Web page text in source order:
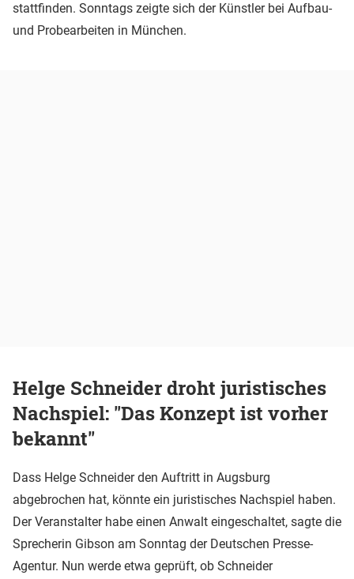
stattfinden. Sonntags zeigte sich der Künstler bei Aufbau-
und Probearbeiten in München.
Helge Schneider droht juristisches
Nachspiel: "Das Konzept ist vorher
bekannt"
Dass Helge Schneider den Auftritt in Augsburg
abgebrochen hat, könnte ein juristisches Nachspiel haben.
Der Veranstalter habe einen Anwalt eingeschaltet, sagte die
Sprecherin Gibson am Sonntag der Deutschen Presse-
Agentur. Nun werde etwa geprüft, ob Schneider